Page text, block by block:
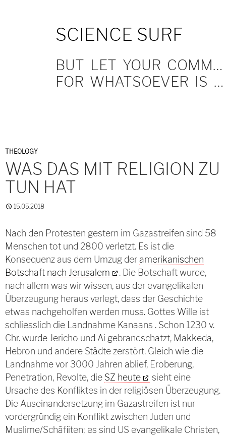
SCIENCE SURF
BUT LET YOUR COMMUNICATION BE YEA, YEA; NAY, NAY.
FOR WHATSOEVER IS MORE THAN THESE COMETH OF EVIL.
THEOLOGY
WAS DAS MIT RELIGION ZU
TUN HAT
15.05.2018
Nach den Protesten gestern im Gazastreifen sind 58
Menschen tot und 2800 verletzt. Es ist die
Konsequenz aus dem Umzug deramerikanischen
Botschaft nach Jerusalem
. Die Botschaft wurde,
nach allem was wir wissen, aus der evangelikalen
Überzeugung heraus verlegt, dass der Geschichte
etwas nachgeholfen werden muss. Gottes Wille ist
schliesslich die Landnahme Kanaans . Schon 1230 v.
Chr. wurde Jericho und Ai gebrandschatzt, Makkeda,
Hebron und andere Städte zerstört. Gleich wie die
Landnahme vor 3000 Jahren ablief, Eroberung,
Penetration, Revolte, die SZ heute
sieht eine
Ursache des Konfliktes in der religiösen Überzeugung.
Die Auseinandersetzung im Gazastreifen ist nur
vordergründig ein Konflikt zwischen Juden und
Muslime/Schāfiiten; es sind US evangelikale Christen,